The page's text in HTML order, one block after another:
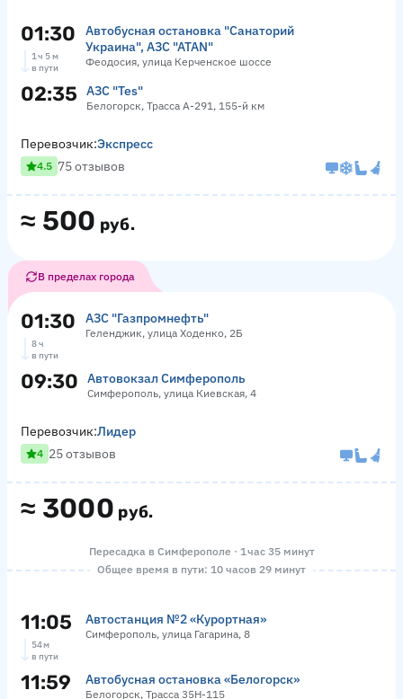
01:30
Автобусная остановка "Санаторий
Украина", АЗС "ATAN"
Феодосия, улица Керченское шоссе
1 ч 5 м
в пути
02:35 АЗС "Tes"
Белогорск, Трасса А-291, 155-й км
≈ 500 руб.
Перевозчик:Экспресс
4.5 75 отзывов
В пределах города
01:30 АЗС "Газпромнефть"
Геленджик, улица Ходенко, 2Б
8 ч
в пути
09:30 Автовокзал Симферополь
Симферополь, улица Киевская, 4
≈ 3000 руб.
Перевозчик:Лидер
4 25 отзывов
Пересадка в Симферополе · 1 час 35 минут
Общее время в пути: 10 часов 29 минут
11:05 Автостанция №2 «Курортная»
Симферополь, улица Гагарина, 8
54 м
в пути
11:59 Автобусная остановка «Белогорск»
Белогорск, Трасса 35Н-115